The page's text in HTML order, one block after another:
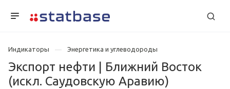
Индикаторы Энергетика и углеводороды
Экспорт нефти | Ближний Восток
(искл. Саудовскую Аравию)